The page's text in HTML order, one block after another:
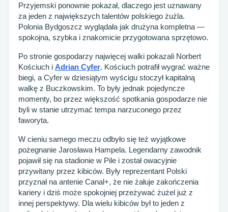
Przyjemski ponownie pokazał, dlaczego jest uznawany
za jeden z największych talentów polskiego żużla.
Polonia Bydgoszcz wyglądała jak drużyna kompletna —
spokojna, szybka i znakomicie przygotowana sprzętowo.
Po stronie gospodarzy najwięcej walki pokazali Norbert
Kościuch i Adrian Cyfer. Kościuch potrafił wygrać ważne
biegi, a Cyfer w dziesiątym wyścigu stoczył kapitalną
walkę z Buczkowskim. To były jednak pojedyncze
momenty, bo przez większość spotkania gospodarze nie
byli w stanie utrzymać tempa narzuconego przez
faworyta.
W cieniu samego meczu odbyło się też wyjątkowe
pożegnanie Jarosława Hampela. Legendarny zawodnik
pojawił się na stadionie w Pile i został owacyjnie
przywitany przez kibiców. Były reprezentant Polski
przyznał na antenie Canal+, że nie żałuje zakończenia
kariery i dziś może spokojniej przeżywać żużel już z
innej perspektywy. Dla wielu kibiców był to jeden z